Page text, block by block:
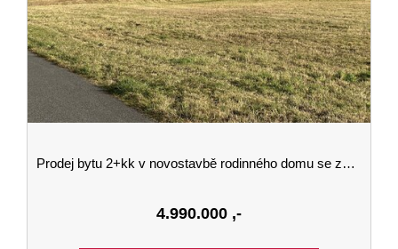
Prodej bytu 2+kk v novostavbě rodinného domu se zahradou v Kaplici
4.990.000 ,-